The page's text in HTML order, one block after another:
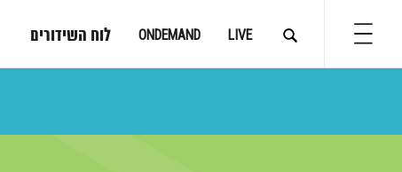
LIVE
ONDEMAND לוח השידורים